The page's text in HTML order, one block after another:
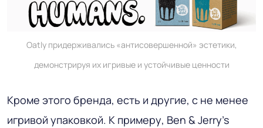
Oatly придерживались «антисовершенной» эстетики,
демонстрируя их игривые и устойчивые ценности
Кроме этого бренда, есть и другие, с не менее
игривой упаковкой. К примеру, Ben & Jerry’s